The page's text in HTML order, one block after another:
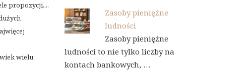
propozycji,...
wielu
Zasoby pieniężne
ludności
Zasoby pieniężne
ludności to nie tylko liczby na
kontach bankowych, …